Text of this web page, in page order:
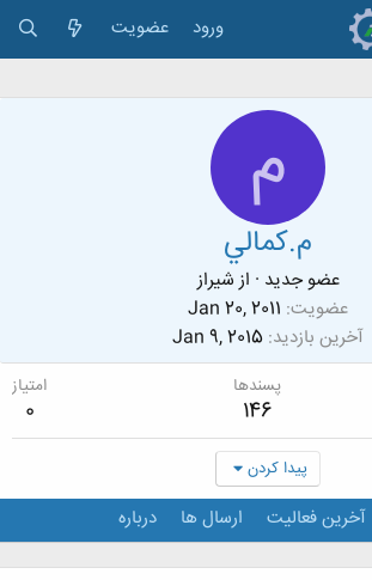
ورود عضویت
م
م.كمالي
عضو جدید · ازشيراز
عضویت Jan 20, 2011
آخرین بازدید Jan 9, 2015
پسندها
146
امتیاز
0
پیدا کردن
آخرین فعالیت ارسال ها درباره